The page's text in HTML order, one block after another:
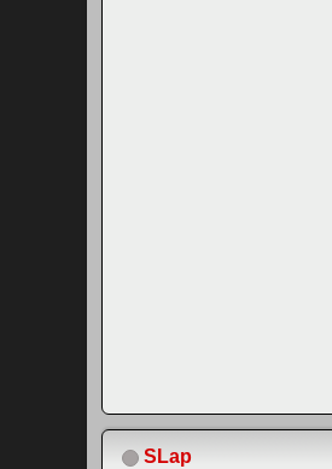
SLap